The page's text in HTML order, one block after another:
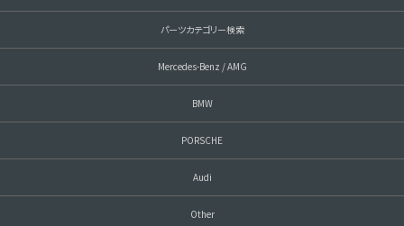
パーツカテゴリー検索
Mercedes-Benz / AMG
BMW
PORSCHE
Audi
Other